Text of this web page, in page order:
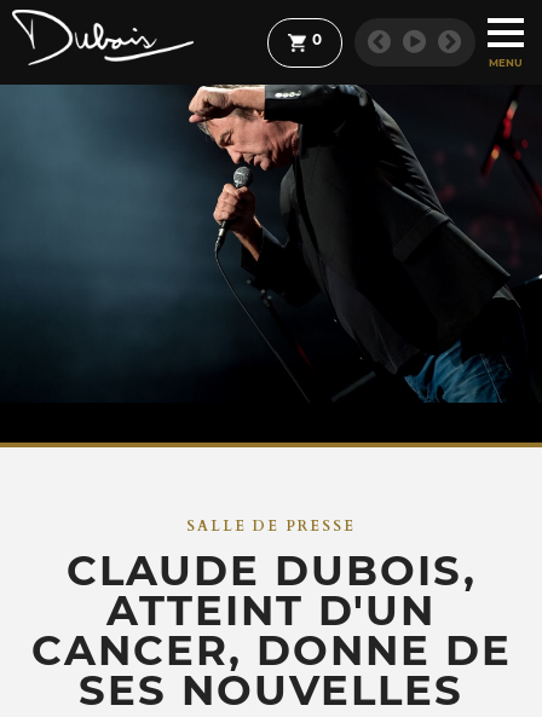
MENU
0
SALLE DE PRESSE
CLAUDE DUBOIS,
ATTEINT D'UN
CANCER, DONNE DE
SES NOUVELLES